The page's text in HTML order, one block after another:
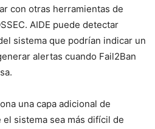
con otras herramientas de
AIDE puede detectar
sistema que podrían indicar un
alertas cuando Fail2Ban
una capa adicional de
sistema sea más difícil de